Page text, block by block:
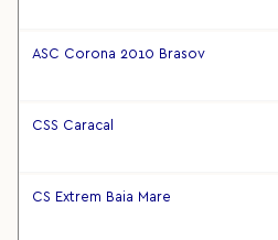
ASC Corona 2010 Brasov
CSS Caracal
CS Extrem Baia Mare